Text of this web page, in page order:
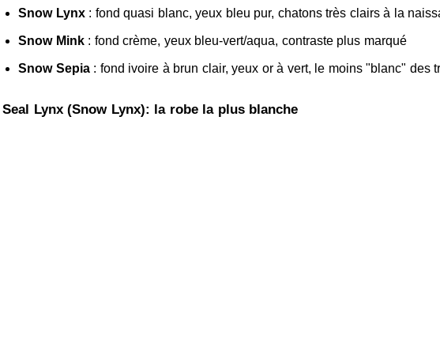
Snow Lynx: fond quasi blanc, yeux bleu pur, chatons très clairs à la
Snow Mink: fond crème, yeux bleu-vert/aqua, contraste plus marqué
Snow Sepia: fond ivoire à brun clair, yeux or à vert, le moins "blanc" des
Seal Lynx (Snow Lynx): la robe la plus blanche